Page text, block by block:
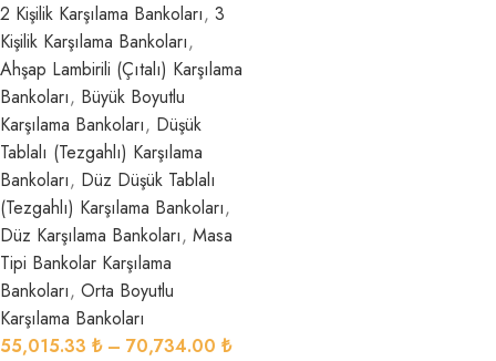
2 Kişilik Karşılama Bankoları, 3
Kişilik Karşılama Bankoları,
Ahşap Lambirili (Çıtalı) Karşılama
Bankoları, Büyük Boyutlu
Karşılama Bankoları, Düşük
Tablalı (Tezgahlı) Karşılama
Bankoları, Düz Düşük Tablalı
(Tezgahlı) Karşılama Bankoları,
Düz Karşılama Bankoları, Masa
Tipi Bankolar Karşılama
Bankoları, Orta Boyutlu
Karşılama Bankoları
55,015.33 ₺ – 70,734.00 ₺